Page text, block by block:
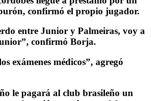
confirmó el propio jugador.
entre Junior y Palmeiras, voy a
confirmó Borja.
exámenes médicos”, agregó
le pagará al club brasileño un